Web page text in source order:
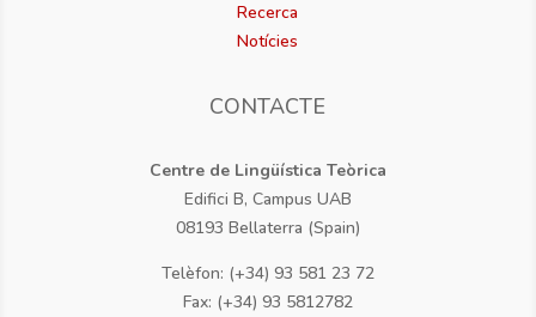
Recerca
Notícies
CONTACTE
Centre de Lingüística Teòrica
Edifici B, Campus UAB
08193 Bellaterra (Spain)
Telèfon: (+34) 93 581 23 72
Fax: (+34) 93 5812782